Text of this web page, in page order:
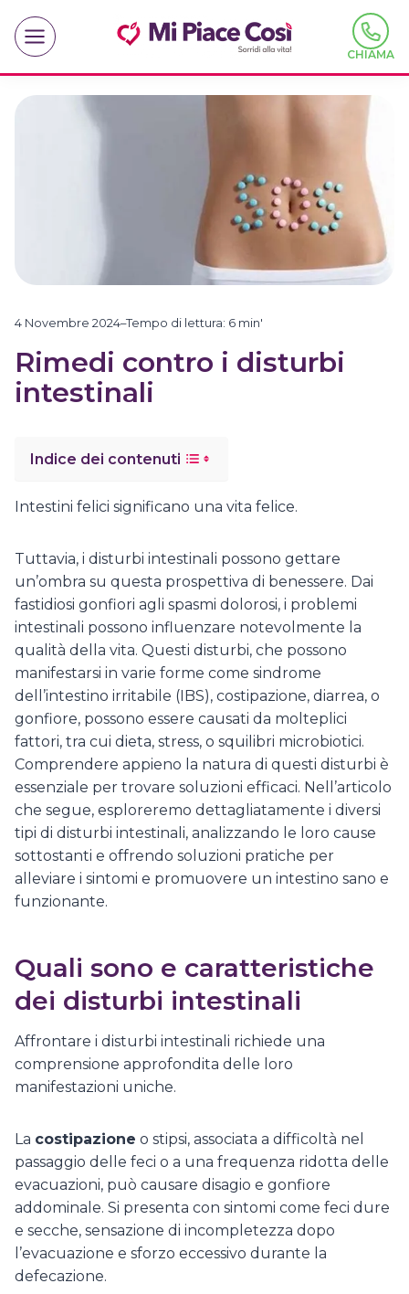
contenuto
CHIAMA
4 Novembre 2024–Tempo di lettura: 6 min'
Rimedi contro i disturbi
intestinali
Indice dei contenuti
Intestini felici significano una vita felice.
Tuttavia, i disturbi intestinali possono gettare
un’ombra su questa prospettiva di benessere. Dai
fastidiosi gonfiori agli spasmi dolorosi, i problemi
intestinali possono influenzare notevolmente la
qualità della vita. Questi disturbi, che possono
manifestarsi in varie forme come sindrome
dell’intestino irritabile (IBS), costipazione, diarrea, o
gonfiore, possono essere causati da molteplici
fattori, tra cui dieta, stress, o squilibri microbiotici.
Comprendere appieno la natura di questi disturbi è
essenziale per trovare soluzioni efficaci. Nell’articolo
che segue, esploreremo dettagliatamente i diversi
tipi di disturbi intestinali, analizzando le loro cause
sottostanti e offrendo soluzioni pratiche per
alleviare i sintomi e promuovere un intestino sano e
funzionante.
Quali sono e caratteristiche
dei disturbi intestinali
Affrontare i disturbi intestinali richiede una
comprensione approfondita delle loro
manifestazioni uniche.
La costipazione o stipsi, associata a difficoltà nel
passaggio delle feci o a una frequenza ridotta delle
evacuazioni, può causare disagio e gonfiore
addominale. Si presenta con sintomi come feci dure
e secche, sensazione di incompletezza dopo
l’evacuazione e sforzo eccessivo durante la
defecazione.